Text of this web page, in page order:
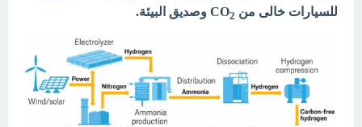
للسيارات خالى من CO 2 وصديق البيئة.